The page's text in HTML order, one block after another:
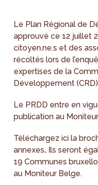
Le Plan Régional de
approuvé ce 12 juillet
citoyen.ne.s et des
récoltés lors de
expertises de la
Développement
Le PRDD entre en
publication au
Téléchargez ici la
annexes. Ils seront
19 Communes
au Moniteur Belge.